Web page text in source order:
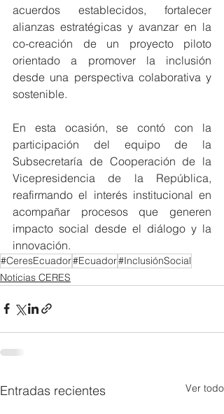
acuerdos establecidos, fortalecer
alianzas estratégicas y avanzar en la
co-creación de un proyecto piloto
orientado a promover la inclusión
desde una perspectiva colaborativa y
sostenible.
En esta ocasión, se contó con la
participación del equipo de la
Subsecretaría de Cooperación de la
Vicepresidencia de la República,
reafirmando el interés institucional en
acompañar procesos que generen
impacto social desde el diálogo y la
innovación.
#CeresEcuador#Ecuador#InclusiónSocial
Noticias CERES
Entradas recientes Ver todo